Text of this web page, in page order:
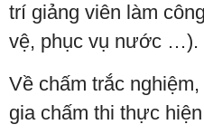
trí giảng viên làm
vệ, phục vụ nước …).
Về chấm trắc
gia chấm thi thực